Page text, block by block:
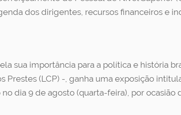
dos dirigentes, recursos financeiros e
sua importância para a política e história
(LCP) -, ganha uma exposição
dia 9 de agosto (quarta-feira), por ocasião